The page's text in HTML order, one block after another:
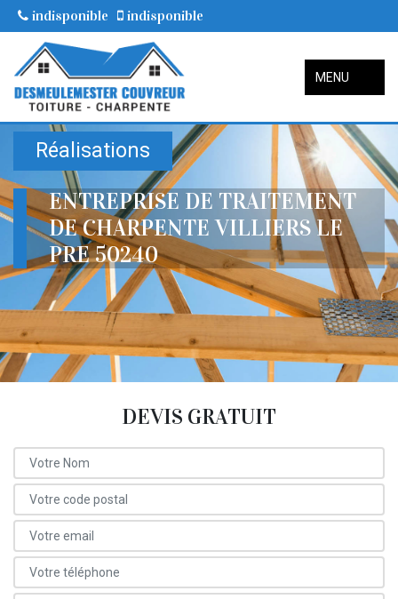
indisponible indisponible
MENU
Réalisations
ENTREPRISE DE TRAITEMENT
DE CHARPENTE VILLIERS LE
PRE 50240
DEVIS GRATUIT